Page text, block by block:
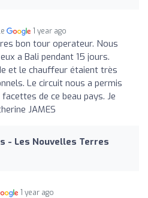
1 year ago
bon tour operateur. Nous
a Bali pendant 15 jours.
et le chauffeur étaient très
Le circuit nous a permis
de ce beau pays. Je
JAMES
- Les Nouvelles Terres
1 year ago